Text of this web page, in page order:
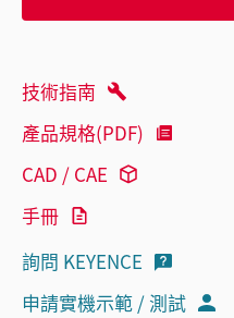
技術指南
產品規格(PDF)
CAD / CAE
手冊
詢問 KEYENCE
申請實機示範 / 測試